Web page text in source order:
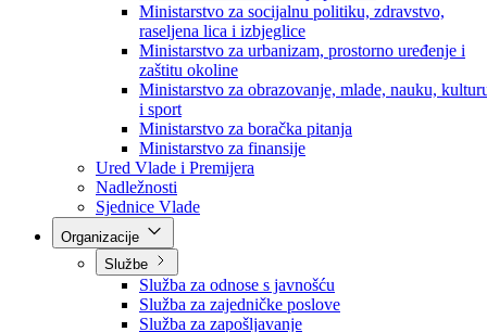
Ministarstvo za privredu
Ministarstvo za pravosuđe, upravu i radne odnose
Ministarstvo za unutrašnje poslove
Ministarstvo za socijalnu politiku, zdravstvo,
raseljena lica i izbjeglice
Ministarstvo za urbanizam, prostorno uređenje i
zaštitu okoline
Ministarstvo za obrazovanje, mlade, nauku,
i sport
Ministarstvo za boračka pitanja
Ministarstvo za finansije
Ured Vlade i Premijera
Nadležnosti
Sjednice Vlade
Službe